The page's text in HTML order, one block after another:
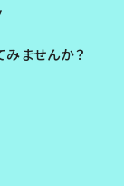
みませんか？